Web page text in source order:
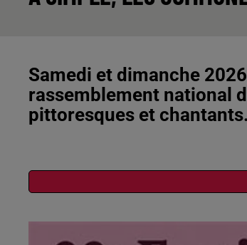
Samedi et dimanche
rassemblement national
pittoresques et chantants.